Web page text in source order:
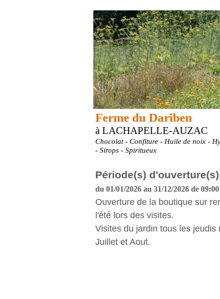
Ferme du Dariben
à LACHAPELLE-AUZAC
Chocolat - Confiture - Huile de noix -
- Sirops - Spiritueux
Période(s) d'ouverture(s)
du 01/01/2026 au 31/12/2026 de
Ouverture de la boutique sur
l'été lors des visites.
Visites du jardin tous les jeudis
Juillet et Aout.